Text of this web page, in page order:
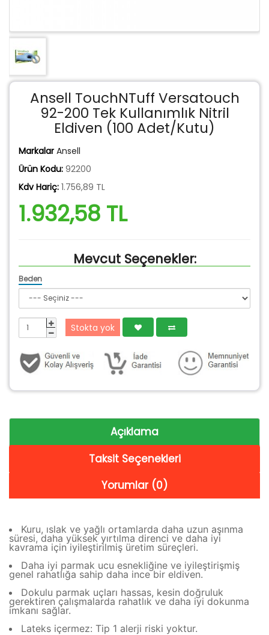
Ansell TouchNTuff Versatouch
92-200 Tek Kullanımlık Nitril
Eldiven (100 Adet/Kutu)
Markalar Ansell
Ürün Kodu: 92200
Kdv Hariç: 1.756,89 TL
1.932,58 TL
Mevcut Seçenekler:
Beden
Stokta yok
Açıklama
Taksit Seçenekleri
Yorumlar (0)
Kuru, ıslak ve yağlı ortamlarda daha uzun aşınma
süresi, daha yüksek yırtılma direnci ve daha iyi
kavrama için iyileştirilmiş üretim süreçleri.
Daha iyi parmak ucu esnekliğine ve iyileştirişmiş
genel rahatlığa sahip daha ince bir eldiven.
Dokulu parmak uçları hassas, kesin doğruluk
gerektiren çalışmalarda rahatlık ve daha iyi dokunma
imkanı sağlar.
Lateks içermez: Tip 1 alerji riski yoktur.